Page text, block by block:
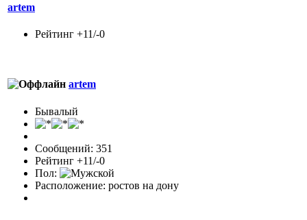
artem
Рейтинг +11/-0
artem
Бывалый
Сообщений: 351
Рейтинг +11/-0
Пол:
Расположение: ростов на дону